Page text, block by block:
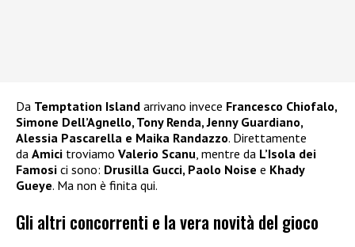
Da Temptation Island arrivano invece Francesco Chiofalo,
Simone Dell’Agnello, Tony Renda, Jenny Guardiano,
Alessia Pascarella e Maika Randazzo. Direttamente
da Amici troviamo Valerio Scanu, mentre da L’Isola dei
Famosi ci sono: Drusilla Gucci, Paolo Noise e Khady
Gueye. Ma non è finita qui.
Gli altri concorrenti e la vera novità del gioco